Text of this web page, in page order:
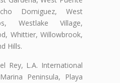
Domiguez, West
Westlake Village,
Whittier, Willowbrook,
Hills.
Rey, L.A. International
Peninsula, Playa